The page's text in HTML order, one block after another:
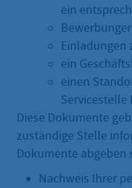
ein
Einladungen
ein
einen
Servicestelle
Diese Dokumente
zuständige Stelle
Dokumente abgeben
Nachweis Ihrer